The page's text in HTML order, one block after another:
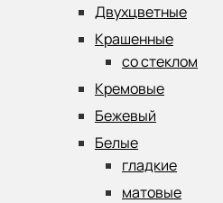
Двухцветные
Крашенные
со стеклом
Кремовые
Бежевый
Белые
гладкие
матовые